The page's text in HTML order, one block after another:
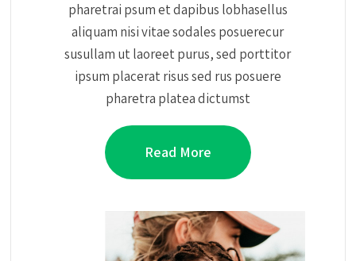
pharetrai psum et dapibus lobhasellus
aliquam nisi vitae sodales posuerecur
susullam ut laoreet purus, sed porttitor
ipsum placerat risus sed rus posuere
pharetra platea dictumst
Read More